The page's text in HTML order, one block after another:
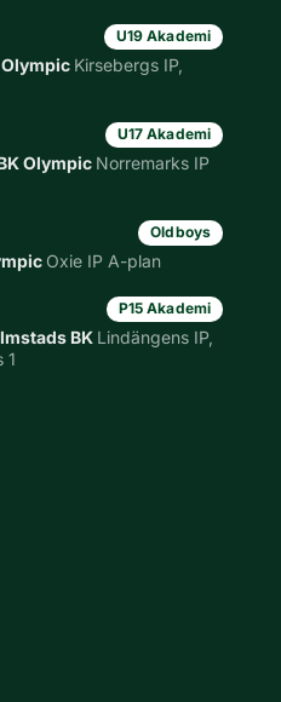
U19 Akademi
Olympic Kirsebergs IP,
U17 Akademi
Olympic Norremarks IP
Oldboys
Oxie IP A-plan
P15 Akademi
BK Lindängens IP,
1